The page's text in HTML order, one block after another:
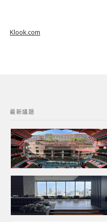
Klook.com
最新議題